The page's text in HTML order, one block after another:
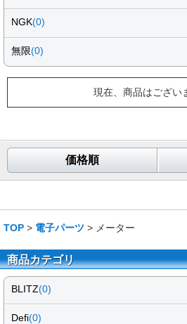
NGK(0)
無限(0)
現在、商品はござい
価格順
TOP > 電子パーツ > メーター
商品カテゴリ
BLITZ(0)
Defi(0)